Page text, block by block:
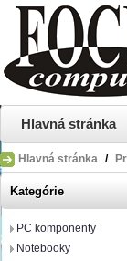
Hlavná stránka
Hlavná stránka /
Kategórie
PC komponenty
Notebooky